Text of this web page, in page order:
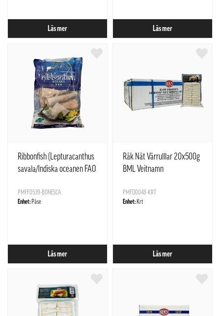
Läs mer Läs mer
Ribbonfish (Lepturacanthus
savala/Indiska oceanen FAO
BONESCA Indien
PMFF0539-BONESCA
Enhet: Påse
Läs mer
Räk Nät Vårrulllar 20x500g
BML Veitnamn
PMFD0048-KRT
Enhet: Krt
Läs mer